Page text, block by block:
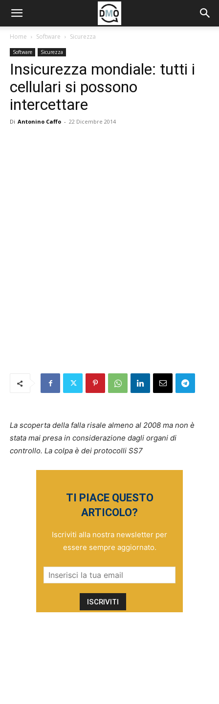
Home Software Sicurezza
Software Sicurezza
Insicurezza mondiale: tutti i
cellulari si possono
intercettare
Di Antonino Caffo - 22 Dicembre 2014
La scoperta della falla risale almeno al 2008 ma non è
stata mai presa in considerazione dagli organi di
controllo. La colpa è dei protocolli SS7
TI PIACE QUESTO
ARTICOLO?
Iscriviti alla nostra newsletter per
essere sempre aggiornato.